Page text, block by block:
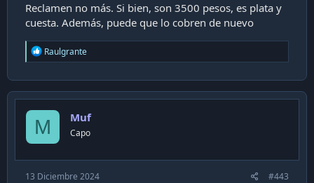
Reclamen no más. Si bien, son 3500 pesos, es plata y
cuesta. Además, puede que lo cobren de nuevo
R
e
c
t
o
n
Raulgrante
M Muf
Capo
13 Diciembre 2024 #443